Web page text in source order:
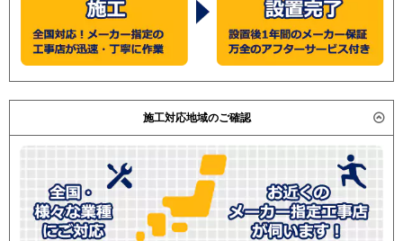
施工対応地域のご確認